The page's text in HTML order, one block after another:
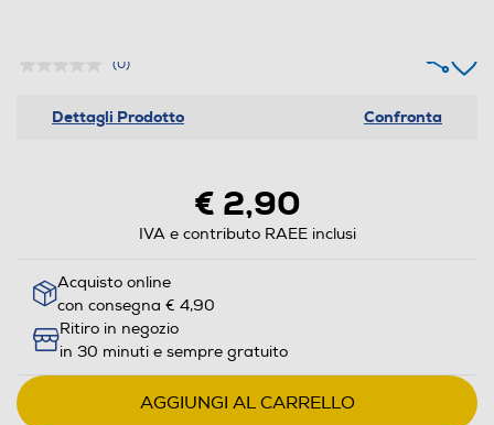
(0)
Dettagli Prodotto Confronta
€ 2,90
IVA e contributo RAEE inclusi
Acquisto online
con consegna € 4,90
Ritiro in negozio
in 30 minuti e sempre gratuito
AGGIUNGI AL CARRELLO